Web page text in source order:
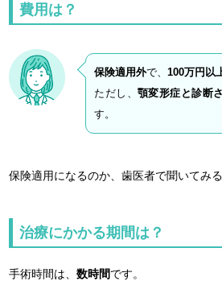
費用は？
保険適用外で、100万円以
ただし、 顎変形症と診断
す。
保険適用になるのか、歯医者で聞いてみ
治療にかかる期間は？
手術時間は、数時間です。